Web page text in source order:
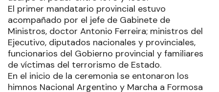
El primer mandatario provincial estuvo
acompañado por el jefe de Gabinete de
Ministros, doctor Antonio Ferreira; ministros del
Ejecutivo, diputados nacionales y provinciales,
funcionarios del Gobierno provincial y familiares
de víctimas del terrorismo de Estado.
En el inicio de la ceremonia se entonaron los
himnos Nacional Argentino y Marcha a Formosa